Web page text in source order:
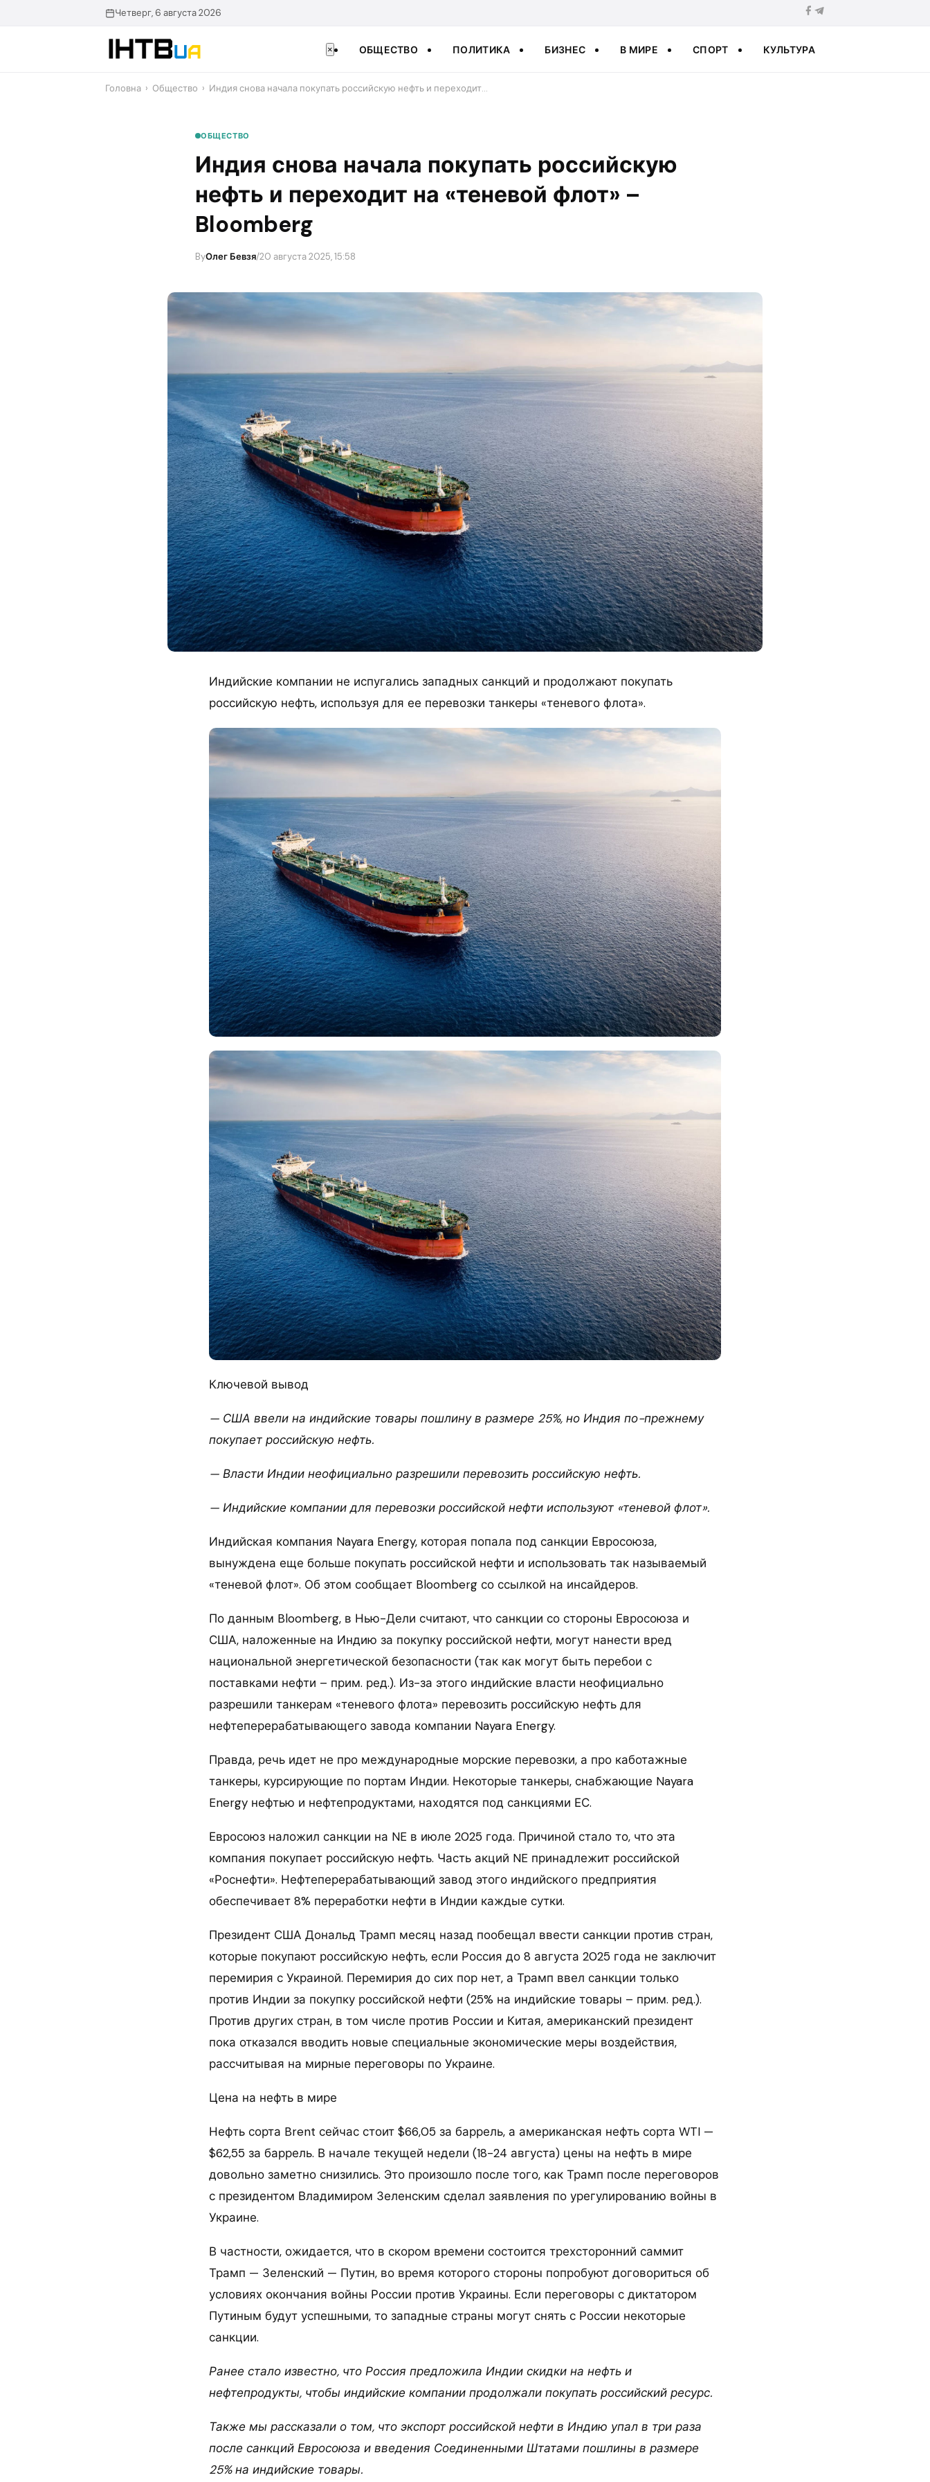
Четверг, 6 августа 2026
× ОБЩЕСТВО ПОЛИТИКА БИЗНЕС В МИРЕ СПОРТ КУЛЬТУРА
Головна › Общество › Индия снова начала покупать российскую нефть и переходит…
ОБЩЕСТВО
Индия снова начала покупать российскую
нефть и переходит на «теневой флот» –
Bloomberg
ByОлег Бевзя/20 августа 2025, 15:58
Индийские компании не испугались западных санкций и продолжают покупать
российскую нефть, используя для ее перевозки танкеры «теневого флота».
Ключевой вывод
— США ввели на индийские товары пошлину в размере 25%, но Индия по-прежнему
покупает российскую нефть.
— Власти Индии неофициально разрешили перевозить российскую нефть.
— Индийские компании для перевозки российской нефти используют «теневой флот».
Индийская компания Nayara Energy, которая попала под санкции Евросоюза,
вынуждена еще больше покупать российской нефти и использовать так называемый
«теневой флот». Об этом сообщает Bloomberg со ссылкой на инсайдеров.
По данным Bloomberg, в Нью-Дели считают, что санкции со стороны Евросоюза и
США, наложенные на Индию за покупку российской нефти, могут нанести вред
национальной энергетической безопасности (так как могут быть перебои с
поставками нефти – прим. ред.). Из-за этого индийские власти неофициально
разрешили танкерам «теневого флота» перевозить российскую нефть для
нефтеперерабатывающего завода компании Nayara Energy.
Правда, речь идет не про международные морские перевозки, а про каботажные
танкеры, курсирующие по портам Индии. Некоторые танкеры, снабжающие Nayara
Energy нефтью и нефтепродуктами, находятся под санкциями ЕС.
Евросоюз наложил санкции на NE в июле 2025 года. Причиной стало то, что эта
компания покупает российскую нефть. Часть акций NE принадлежит российской
«Роснефти». Нефтеперерабатывающий завод этого индийского предприятия
обеспечивает 8% переработки нефти в Индии каждые сутки.
Президент США Дональд Трамп месяц назад пообещал ввести санкции против стран,
которые покупают российскую нефть, если Россия до 8 августа 2025 года не заключит
перемирия с Украиной. Перемирия до сих пор нет, а Трамп ввел санкции только
против Индии за покупку российской нефти (25% на индийские товары – прим. ред.).
Против других стран, в том числе против России и Китая, американский президент
пока отказался вводить новые специальные экономические меры воздействия,
рассчитывая на мирные переговоры по Украине.
Цена на нефть в мире
Нефть сорта Brent сейчас стоит $66,05 за баррель, а американская нефть сорта WTI —
$62,55 за баррель. В начале текущей недели (18-24 августа) цены на нефть в мире
довольно заметно снизились. Это произошло после того, как Трамп после переговоров
с президентом Владимиром Зеленским сделал заявления по урегулированию войны в
Украине.
В частности, ожидается, что в скором времени состоится трехсторонний саммит
Трамп — Зеленский — Путин, во время которого стороны попробуют договориться об
условиях окончания войны России против Украины. Если переговоры с диктатором
Путиным будут успешными, то западные страны могут снять с России некоторые
санкции.
Ранее стало известно, что Россия предложила Индии скидки на нефть и
нефтепродукты, чтобы индийские компании продолжали покупать российский ресурс.
Также мы рассказали о том, что экспорт российской нефти в Индию упал в три раза
после санкций Евросоюза и введения Соединенными Штатами пошлины в размере
25% на индийские товары.